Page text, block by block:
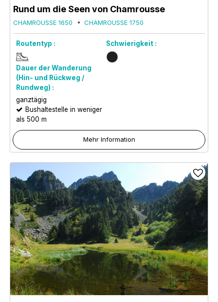
Rund um die Seen von Chamrousse
CHAMROUSSE 1650 CHAMROUSSE 1750
Routentyp : Schwierigkeit :
Dauer der Wanderung
(Hin- und Rückweg /
Rundweg) :
ganztägig
Bushaltestelle in weniger
als 500 m
Mehr Information